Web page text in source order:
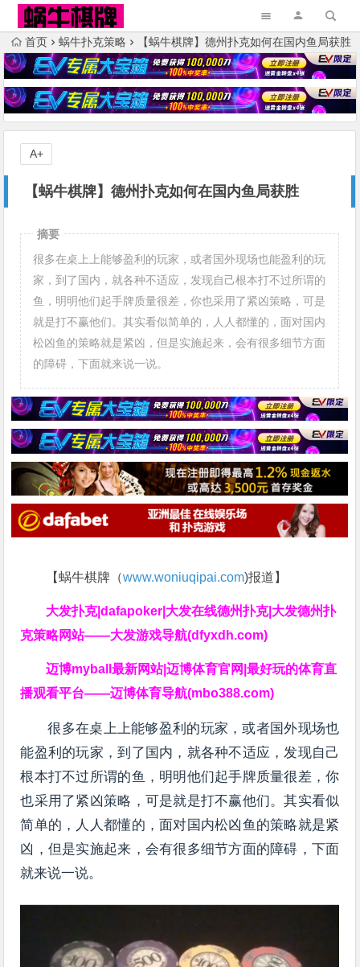
首页 蜗牛扑克策略 【蜗牛棋牌】德州扑克如何在国内鱼局获胜
【蜗牛棋牌】德州扑克如何在国内鱼局获胜
A+
摘要
很多在桌上上能够盈利的玩家，或者国外现场也能盈利的玩
家，到了国内，就各种不适应，发现自己根本打不过所谓的
鱼，明明他们起手牌质量很差，你也采用了紧凶策略，可是
就是打不赢他们。其实看似简单的，人人都懂的，面对国内
松凶鱼的策略就是紧凶，但是实施起来，会有很多细节方面
的障碍，下面就来说一说。
【蜗牛棋牌（www.woniuqipai.com)报道】
大发扑克|dafapoker|大发在线德州扑克|大发德州扑
克策略网站——大发游戏导航(dfyxdh.com)
迈博myball最新网站|迈博体育官网|最好玩的体育直
播观看平台——迈博体育导航(mbo388.com)
很多在桌上上能够盈利的玩家，或者国外现场也
能盈利的玩家，到了国内，就各种不适应，发现自己
根本打不过所谓的鱼，明明他们起手牌质量很差，你
也采用了紧凶策略，可是就是打不赢他们。其实看似
简单的，人人都懂的，面对国内松凶鱼的策略就是紧
凶，但是实施起来，会有很多细节方面的障碍，下面
就来说一说。